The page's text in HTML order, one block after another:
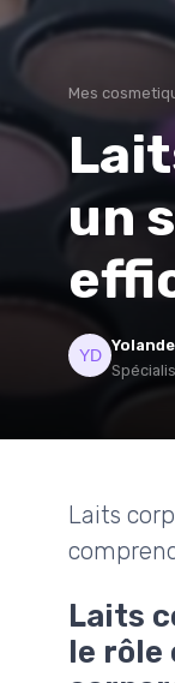
Mes
un
Laits
Laits
le rôle